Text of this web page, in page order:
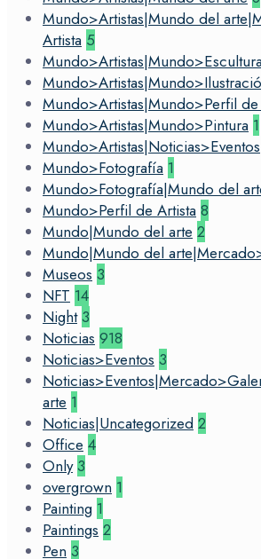
Mundo>Artistas|Mundo del
Artista 5
Mundo>Artistas|Mundo>Perfil de
Mundo>Artistas|Mundo>Pintura 1
Mundo>Fotografía 1
Mundo>Fotografía|Mundo del
Mundo>Perfil de Artista 8
Mundo|Mundo del arte 2
Mundo|Mundo del
Museos 3
NFT 14
Night 3
Noticias 918
Noticias>Eventos 3
arte 1
Noticias|Uncategorized 2
Office 4
Only 3
overgrown 1
Painting 1
Paintings 2
Pen 3